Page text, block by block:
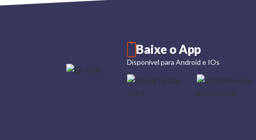
Baixe o App
Disponível para Android e IOs